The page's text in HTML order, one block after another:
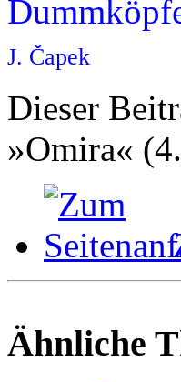
J. Čapek
Dieser
»Omira«
Ähnliche